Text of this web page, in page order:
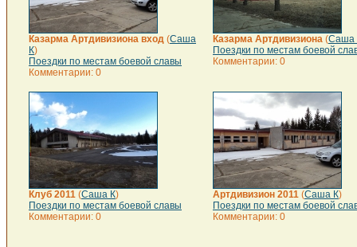
Казарма Артдивизиона вход (Саша
К)
Поездки по местам боевой славы
Комментарии: 0
Казарма Артдивизиона (Саша
Поездки по местам боевой
Комментарии: 0
Клуб 2011 (Саша К)
Поездки по местам боевой славы
Комментарии: 0
Артдивизион 2011 (Саша К)
Поездки по местам боевой
Комментарии: 0